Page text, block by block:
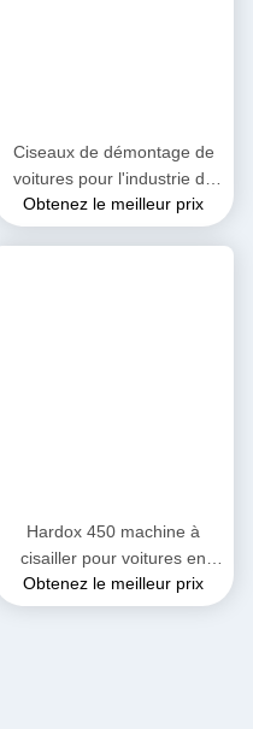
Ciseaux de démontage de
voitures pour l'industrie du
recyclage
Obtenez le meilleur prix
Hardox 450 machine à
cisailler pour voitures en
acier trempé YS200
Obtenez le meilleur prix